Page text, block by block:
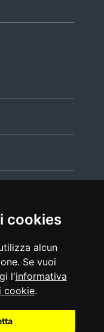
cookies
alcun
Se vuoi
l'informativa
cookie.
feedback